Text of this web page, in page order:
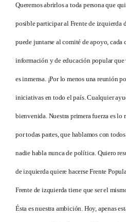
Queremos abrirlos a toda persona que
posible participar al Frente de izquierda
puede juntarse al comité de apoyo,
información y de educación popular que
es inmensa. ¡Por lo menos una reunión
iniciativas en todo el país. Cualquier
bienvenida. Nuestra primera fuerza es lo
por todas partes, que hablamos con
nadie habla nunca de política. Quiero
de izquierda quiere hacerse Frente
Frente de izquierda tiene que ser el
Ésta es nuestra ambición. Hoy, apenas